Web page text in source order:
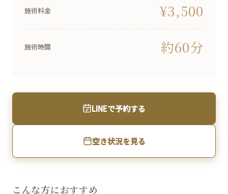
施術料金 ¥3,500
施術時間 約60分
LINEで予約する
空き状況を見る
こんな方におすすめ